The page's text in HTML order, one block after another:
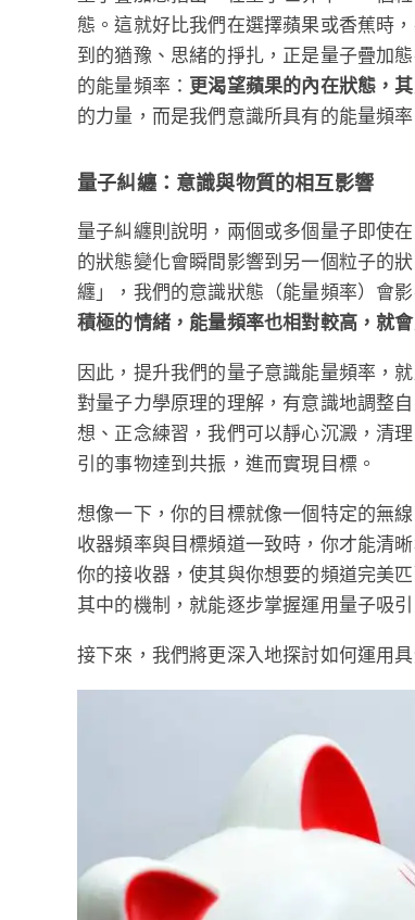
態。這就好比我們在選擇蘋果或香蕉時
到的猶豫、思緒的掙扎，正是量子疊加
的能量頻率： 更渴望蘋果的內在狀態，
的力量，而是我們意識所具有的能量頻
量子糾纏：意識與物質的相互影響
量子糾纏則說明，兩個或多個量子即使
的狀態變化會瞬間影響到另一個粒子的
纏」，我們的意識狀態（能量頻率）會
積極的情緒，能量頻率也相對較高，就
因此，提升我們的量子意識能量頻率，
對量子力學原理的理解，有意識地調整
想、正念練習，我們可以靜心沉澱，清
引的事物達到共振，進而實現目標。
想像一下，你的目標就像一個特定的無
收器頻率與目標頻道一致時，你才能清
你的接收器，使其與你想要的頻道完美
其中的機制，就能逐步掌握運用量子吸
接下來，我們將更深入地探討如何運用